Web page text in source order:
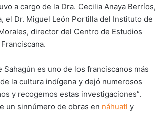
a cargo de la Dra. Cecilia Anaya Berríos,
el Dr. Miguel León Portilla del Instituto de
director del Centro de Estudios
es uno de los franciscanos más
la cultura indígena y dejó numerosos
y recogemos estas investigaciones”.
un sinnúmero de obras en náhuatl y